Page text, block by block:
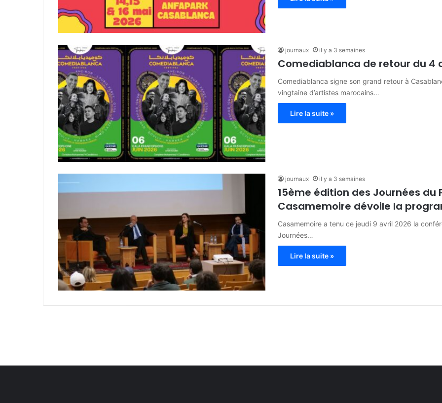
journaux il y a 3 semaines
Comediablanca de retour du 4
Comediablanca signe son grand retour à
vingtaine d’artistes marocains…
Lire la suite »
journaux il y a 3 semaines
15ème édition des Journées
Casamemoire dévoile la
Casamemoire a tenu ce jeudi 9 avril 2026 la
Journées…
Lire la suite »